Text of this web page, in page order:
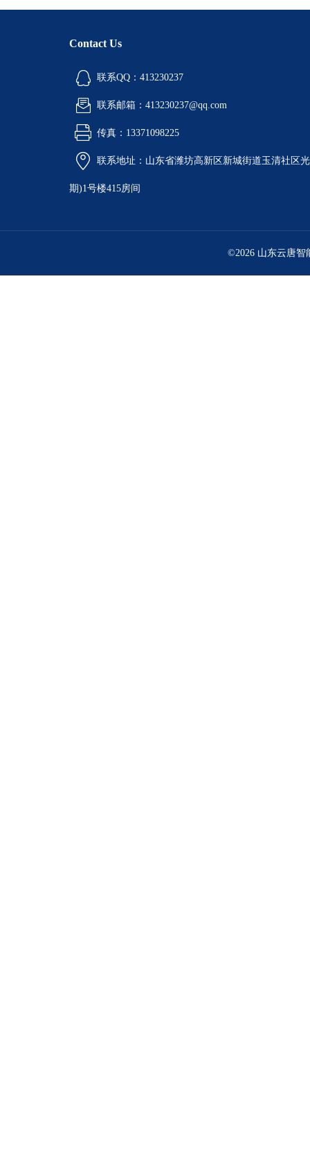
Contact Us
联系QQ：413230237
联系邮箱：413230237@qq.com
传真：13371098225
联系地址：山东省潍坊高新区新城街道玉清社区
期)1号楼415房间
©2026 山东云唐